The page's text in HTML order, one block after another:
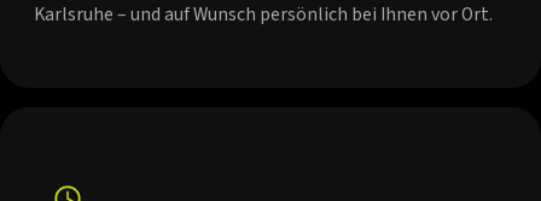
Karlsruhe – und auf Wunsch persönlich bei Ihnen vor Ort.